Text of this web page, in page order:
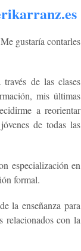
gustaría contarles
de las clases
mis últimas
a reorientar
de todas las
especialización en
formal.
la enseñanza para
relacionados con la